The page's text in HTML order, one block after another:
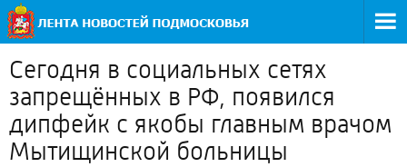
Сегодня в социальных сетях
запрещённых в РФ, появился
дипфейк с якобы главным врачом
Мытищинской больницы